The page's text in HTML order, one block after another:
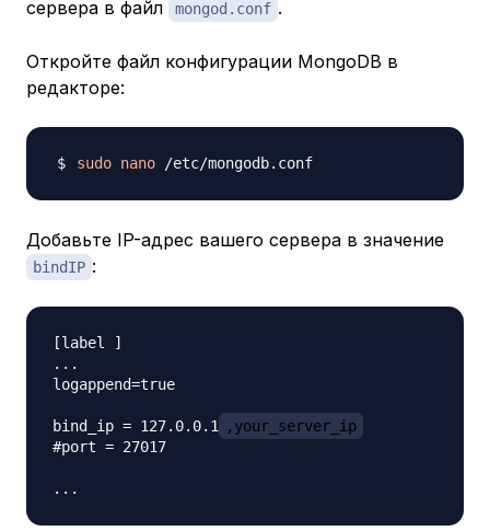
сервера в файл mongod.conf .
Откройте файл конфигурации MongoDB в
редакторе:
sudo nano
Добавьте IP-адрес вашего сервера в значение
bindIP :
[label ]
...
logappend=true
bind_ip = 127.0.0.1 ,your_server_ip
#port = 27017